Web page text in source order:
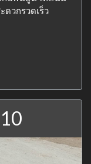
ดวกรวดเร็ว